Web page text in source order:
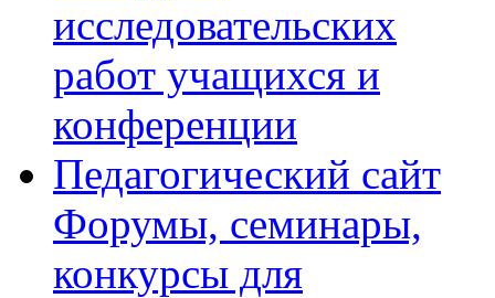
исследовательских
работ учащихся и
конференции
Педагогический сайт
Форумы, семинары,
конкурсы для